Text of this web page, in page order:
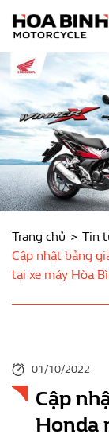
Trang chủ
Tin
Cập nhật bảng
tại xe máy Hòa
01/10/2022
Cập
Honda